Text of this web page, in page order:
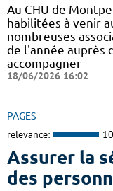
Au CHU de
habilitées à venir
nombreuses
de l'année auprès
accompagner
18/06/2026 16:02
PAGES
relevance:
Assurer la
des